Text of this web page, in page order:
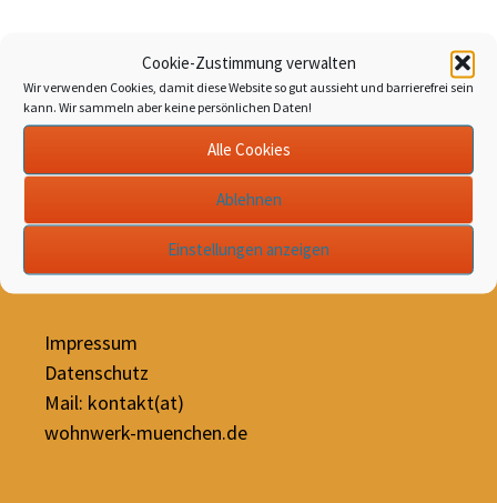
Cookie-Zustimmung verwalten
Wir verwenden Cookies, damit diese Website so gut aussieht und barrierefrei sein
kann. Wir sammeln aber keine persönlichen Daten!
Alle Cookies
Ablehnen
Einstellungen anzeigen
80634 München
Impressum
Datenschutz
Mail: kontakt(at)
wohnwerk-muenchen.de